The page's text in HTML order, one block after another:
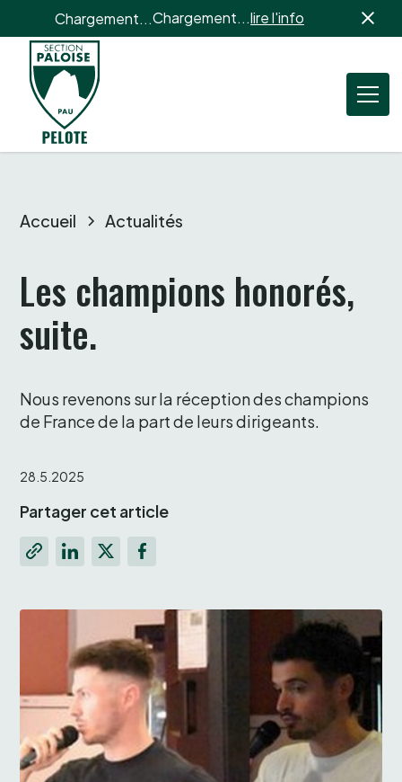
Chargement...Chargement...lire l'info
Accueil Actualités
Les champions honorés,
suite.
Nous revenons sur la réception des champions
de France de la part de leurs dirigeants.
28.5.2025
Partager cet article